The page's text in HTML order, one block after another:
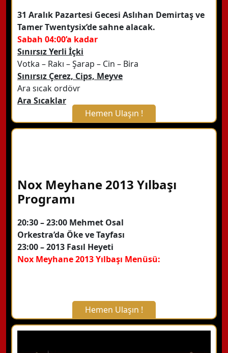
31 Aralık Pazartesi Gecesi Aslıhan Demirtaş ve
Tamer Twentysix’de sahne alacak.
Sabah 04:00’a kadar
Sınırsız Yerli İçki
Votka – Rakı – Şarap – Cin – Bira
Sınırsız Çerez, Cips, Meyve
Ara sıcak ordövr
Ara Sıcaklar
Hemen Ulaşın !
X Kapat
Hemen Arayın
Detaylı Bilgi Alın
Nox Meyhane 2013 Yılbaşı
Programı
20:30 – 23:00 Mehmet Osal
Orkestra’da Öke ve Tayfası
23:00 – 2013 Fasıl Heyeti
Nox Meyhane 2013 Yılbaşı Menüsü:
Hemen Ulaşın !
X Kapat